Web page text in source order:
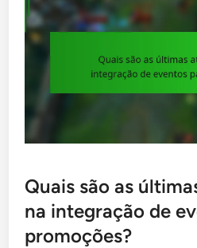
Quais são as
na integração de
promoções?